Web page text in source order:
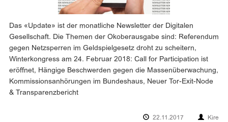
Das «Update» ist der monatliche Newsletter der Digitalen
Gesellschaft. Die Themen der Okoberausgabe sind: Referendum
gegen Netzsperren im Geldspielgesetz droht zu scheitern,
Winterkongress am 24. Februar 2018: Call for Participation ist
eröffnet, Hängige Beschwerden gegen die Massenüberwachung,
Kommissionsanhörungen im Bundeshaus, Neuer Tor-Exit-Node
& Transparenzbericht
22.11.2017 Kire